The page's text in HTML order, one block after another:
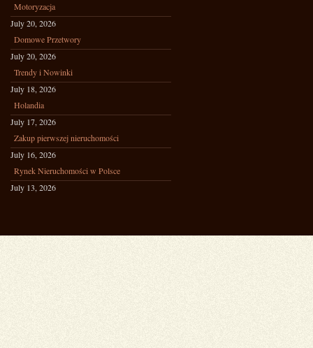
Motoryzacja
July 20, 2026
Domowe Przetwory
July 20, 2026
Trendy i Nowinki
July 18, 2026
Holandia
July 17, 2026
Zakup pierwszej nieruchomości
July 16, 2026
Rynek Nieruchomości w Polsce
July 13, 2026